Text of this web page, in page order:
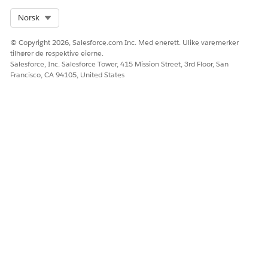
Norsk
© Copyright 2026, Salesforce.com Inc. Med enerett. Ulike varemerker
tilhører de respektive eierne.
Salesforce, Inc. Salesforce Tower, 415 Mission Street, 3rd Floor, San
Francisco, CA 94105, United States